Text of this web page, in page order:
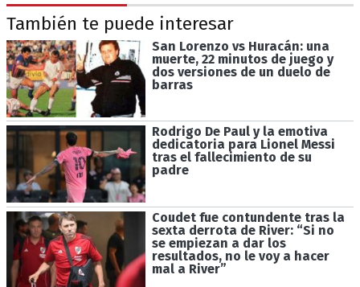
También te puede interesar
San Lorenzo vs Huracán: una
muerte, 22 minutos de juego y
dos versiones de un duelo de
barras
Rodrigo De Paul y la emotiva
dedicatoria para Lionel Messi
tras el fallecimiento de su
padre
Coudet fue contundente tras la
sexta derrota de River: “Si no
se empiezan a dar los
resultados, no le voy a hacer
mal a River”